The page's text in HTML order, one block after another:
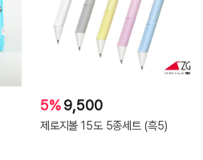
5%9,500
제로지볼 15도 5종세트 (흑5)